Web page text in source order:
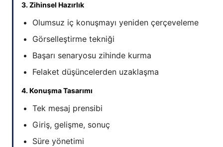
3. Zihinsel Hazırlık
Olumsuz iç konuşmayı yeniden çerçeveleme
Görselleştirme tekniği
Başarı senaryosu zihinde kurma
Felaket düşüncelerden uzaklaşma
4. Konuşma Tasarımı
Tek mesaj prensibi
Giriş, gelişme, sonuç
Süre yönetimi